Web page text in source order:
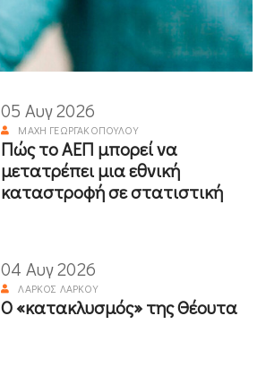
05 Αυγ 2026
ΜΆΧΗ ΓΕΩΡΓΑΚΟΠΟΎΛΟΥ
Πώς το ΑΕΠ μπορεί να
μετατρέπει μια εθνική
καταστροφή σε στατιστική
04 Αυγ 2026
ΛΆΡΚΟΣ ΛΆΡΚΟΥ
Ο «κατακλυσμός» της Θέουτα